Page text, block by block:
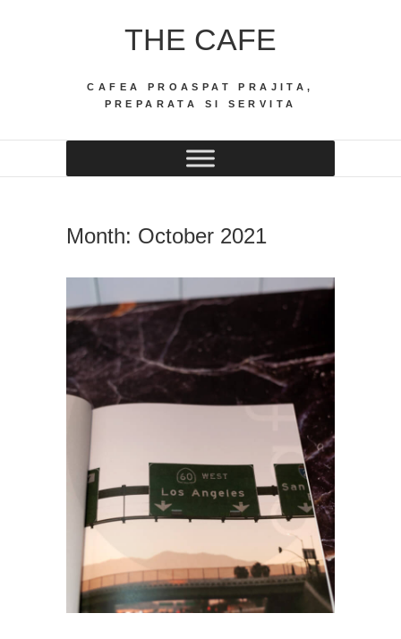
THE CAFE
CAFEA PROASPAT PRAJITA,
PREPARATA SI SERVITA
Month: October 2021